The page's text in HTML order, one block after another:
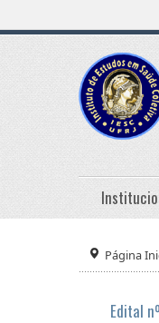
Página
Edital